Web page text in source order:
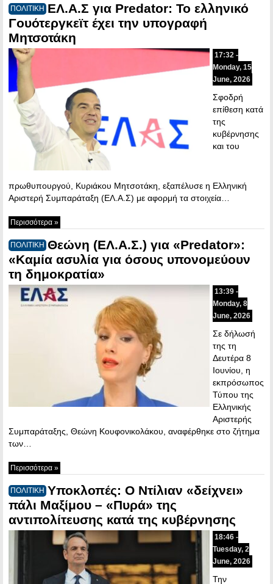
ΠΟΛΙΤΙΚΗ ΕΛ.Α.Σ για Predator: Το ελληνικό
Γουότεργκεϊτ έχει την υπογραφή
Μητσοτάκη
17:32 -
Monday, 15
June, 2026
Σφοδρή
επίθεση κατά
της
κυβέρνησης
και του
πρωθυπουργού, Κυριάκου Μητσοτάκη, εξαπέλυσε η Ελληνική
Αριστερή Συμπαράταξη (ΕΛ.Α.Σ) με αφορμή τα στοιχεία…
Περισσότερα »
ΠΟΛΙΤΙΚΗ Θεώνη (ΕΛ.Α.Σ.) για «Predator»:
«Καμία ασυλία για όσους υπονομεύουν
τη δημοκρατία»
13:39 -
Monday, 8
June, 2026
Σε δήλωσή
της τη
Δευτέρα 8
Ιουνίου, η
εκπρόσωπος
Τύπου της
Ελληνικής
Αριστερής
Συμπαράταξης, Θεώνη Κουφονικολάκου, αναφέρθηκε στο ζήτημα
των…
Περισσότερα »
ΠΟΛΙΤΙΚΗ Υποκλοπές: Ο Ντίλιαν «δείχνει»
πάλι Μαξίμου – «Πυρά» της
αντιπολίτευσης κατά της κυβέρνησης
18:46 -
Tuesday, 2
June, 2026
Την